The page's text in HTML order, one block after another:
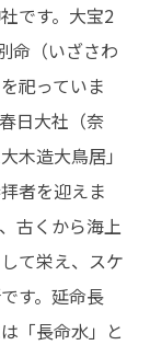
です。大宝2
命（いざさわ
祀っていま
日大社（奈
木造大鳥居」
者を迎えま
古くから海上
て栄え、スケ
す。延命長
「長命水」と